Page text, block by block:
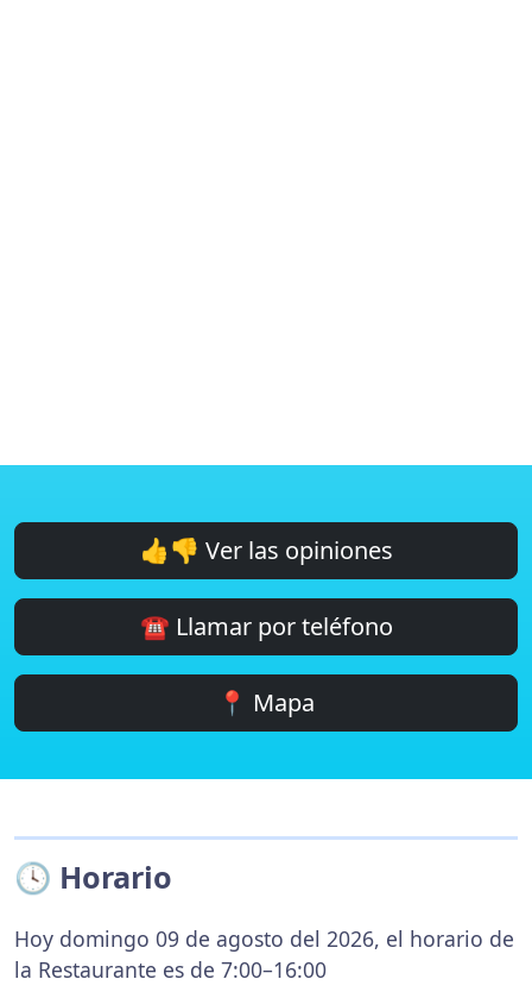
👍👎 Ver las opiniones
☎️ Llamar por teléfono
📍 Mapa
🕓 Horario
Hoy domingo 09 de agosto del 2026, el horario de
la Restaurante es de 7:00–16:00